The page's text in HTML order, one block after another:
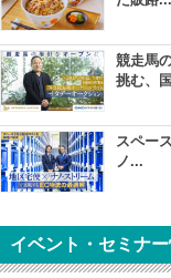
競走馬
挑む、
スペー
ノ...
イベント・セミナ